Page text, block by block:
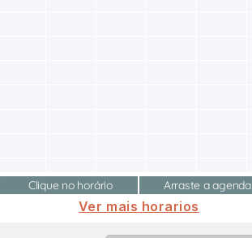
Clique no horário Arraste a agenda
Ver mais horarios